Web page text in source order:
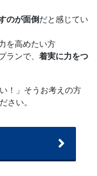
のが面倒だと感じてい
を高めたい方
ランで、 着実に力をつ
！」そうお考えの方
さい。